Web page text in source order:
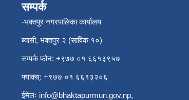
सम्पर्क
-भक्तपुर नगरपालिका कार्यालय
ब्यासी, भक्तपुर २ (साविक १०)
सम्पर्क फोन: +९७७ ०१ ६६१३९५७
फ्याक्स्: +९७७ ०१ ६६१३२०६
ईमेलः info@bhaktapurmun.gov.np,